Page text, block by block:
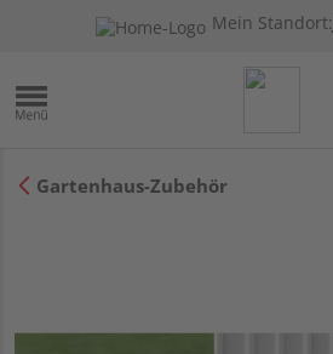
Mein Standort:
Gartenhaus-Zubehör